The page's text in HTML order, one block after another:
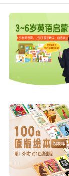
四、元认知能
特斯拉创始
实践中，
员通过剖析"
表达路径，
教育评估专
术写作中的
元语言认知优
教育数字化
个演讲语
2000+小时
网络、情感